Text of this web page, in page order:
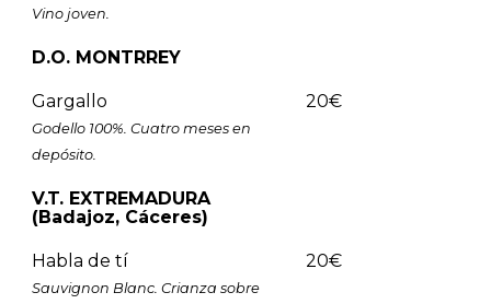
Vino joven.
D.O. MONTRREY
Gargallo
Godello 100%. Cuatro meses en
depósito.
20€
V.T. EXTREMADURA
(Badajoz, Cáceres)
Habla de tí
Sauvignon Blanc. Crianza sobre
20€